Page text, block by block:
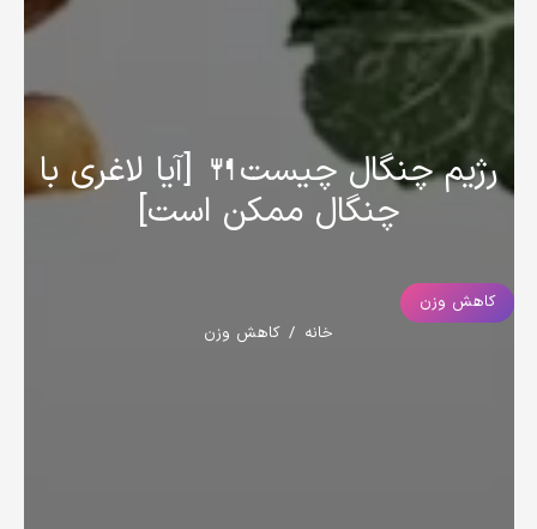
رژیم چنگال چیست🍴 [آیا لاغری با
چنگال ممکن است]
کاهش وزن
خانه / کاهش وزن